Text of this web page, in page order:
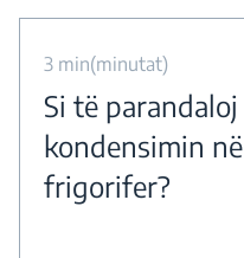
3 min(minutat)
Si të parandaloj
kondensimin në
frigorifer?